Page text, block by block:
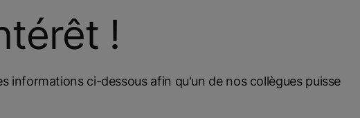
!
informations ci-dessous afin qu'un de nos collègues puisse